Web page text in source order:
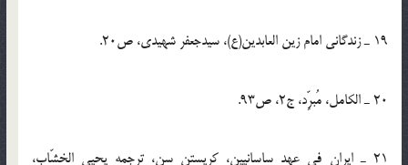
19 ـ زندگانی امام زین العابدین(ع)، سیدجعفر شهیدی، ص20.
20 ـ الکامل، مُبرِّد، ج2، ص93.
21 ـ ایران فی عهد ساسانیین، کریستن سن، ترجمه یحیی الخشّاب،